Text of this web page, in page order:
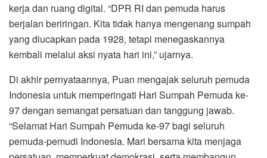
kerja dan ruang digital. “DPR RI dan pemuda harus
berjalan beriringan. Kita tidak hanya mengenang sumpah
yang diucapkan pada 1928, tetapi menegaskannya
kembali melalui aksi nyata hari ini,” ujarnya.
Di akhir pernyataannya, Puan mengajak seluruh pemuda
Indonesia untuk memperingati Hari Sumpah Pemuda ke-
97 dengan semangat persatuan dan tanggung jawab.
“Selamat Hari Sumpah Pemuda ke-97 bagi seluruh
pemuda-pemudi Indonesia. Mari bersama kita menjaga